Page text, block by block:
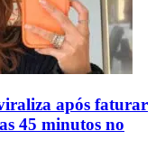
após faturar
45 minutos no